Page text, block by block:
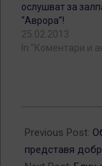
ослушват за
“Аврора”!
25.02.2013
In "Коментари и
02-
24
Previous Post:
представя